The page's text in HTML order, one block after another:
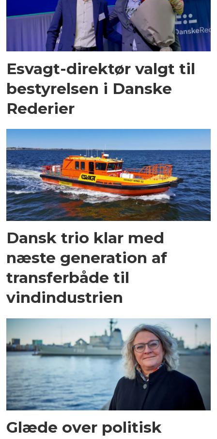
Esvagt-direktør valgt til
bestyrelsen i Danske
Rederier
Dansk trio klar med
næste generation af
transferbåde til
vindindustrien
Glæde over politisk